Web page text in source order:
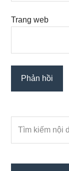
Trang web
Sidebar
kiếm